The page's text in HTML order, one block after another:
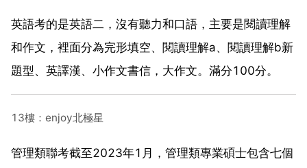
英語考的是英語二，沒有聽力和口語，主要是閱讀理解
和作文，裡面分為完形填空、閱讀理解a、閱讀理解b新
題型、英譯漢、小作文書信，大作文。滿分100分。
13樓：enjoy北極星
管理類聯考截至2023年1月，管理類專業碩士包含七個